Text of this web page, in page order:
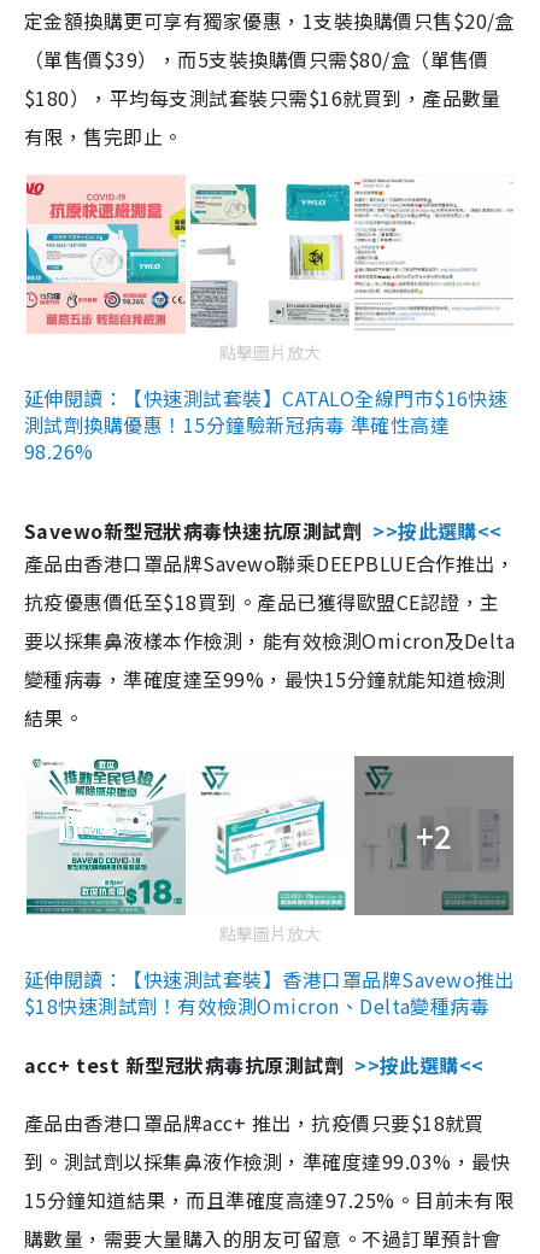
定金額換購更可享有獨家優惠，1支裝換購價只售$20/盒
（單售價$39），而5支裝換購價只需$80/盒（單售價
$180），平均每支測試套裝只需$16就買到，產品數量
有限，售完即止。
點擊圖片放大
延伸閱讀：【快速測試套裝】CATALO全線門市$16快速
測試劑換購優惠！15分鐘驗新冠病毒 準確性高達
98.26%
Savewo新型冠狀病毒快速抗原測試劑 >>按此選購<<
產品由香港口罩品牌Savewo聯乘DEEPBLUE合作推出，
抗疫優惠價低至$18買到。產品已獲得歐盟CE認證，主
要以採集鼻液樣本作檢測，能有效檢測Omicron及Delta
變種病毒，準確度達至99%，最快15分鐘就能知道檢測
結果。
+2
點擊圖片放大
延伸閱讀：【快速測試套裝】香港口罩品牌Savewo推出
$18快速測試劑！有效檢測Omicron、Delta變種病毒
acc+ test 新型冠狀病毒抗原測試劑 >>按此選購<<
產品由香港口罩品牌acc+ 推出，抗疫價只要$18就買
到。測試劑以採集鼻液作檢測，準確度達99.03%，最快
15分鐘知道結果，而且準確度高達97.25%。目前未有限
購數量，需要大量購入的朋友可留意。不過訂單預計會